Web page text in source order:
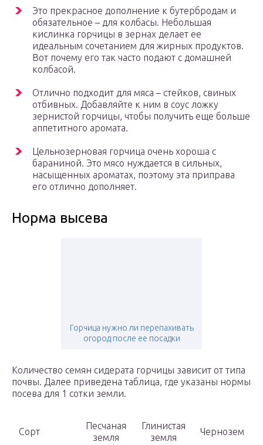
Это прекрасное дополнение к бутербродам и
обязательное – для колбасы. Небольшая
кислинка горчицы в зернах делает ее
идеальным сочетанием для жирных продуктов.
Вот почему его так часто подают с домашней
колбасой.
Отлично подходит для мяса – стейков, свиных
отбивных. Добавляйте к ним в соус ложку
зернистой горчицы, чтобы получить еще больше
аппетитного аромата.
Цельнозерновая горчица очень хороша с
бараниной. Это мясо нуждается в сильных,
насыщенных ароматах, поэтому эта приправа
его отлично дополняет.
Норма высева
Горчица нужно ли перепахивать
огород после ее посадки
Количество семян сидерата горчицы зависит от типа
почвы. Далее приведена таблица, где указаны нормы
посева для 1 сотки земли.
Сорт
Песчаная
земля
Глинистая
земля
Чернозем